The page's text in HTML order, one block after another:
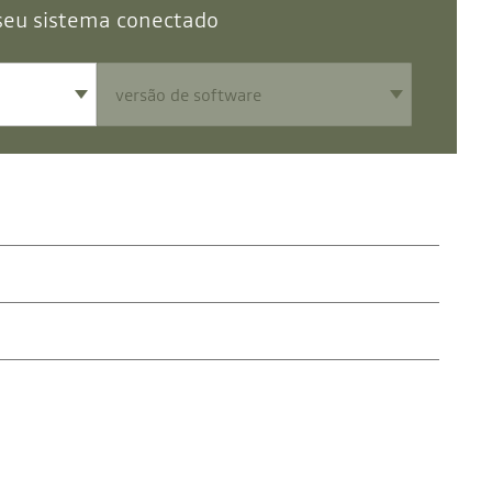
sistema conectado
as etapas indicadas no nosso tutorial para descobri-la em
para descobri-la em apenas alguns segundos.
tente novamente.